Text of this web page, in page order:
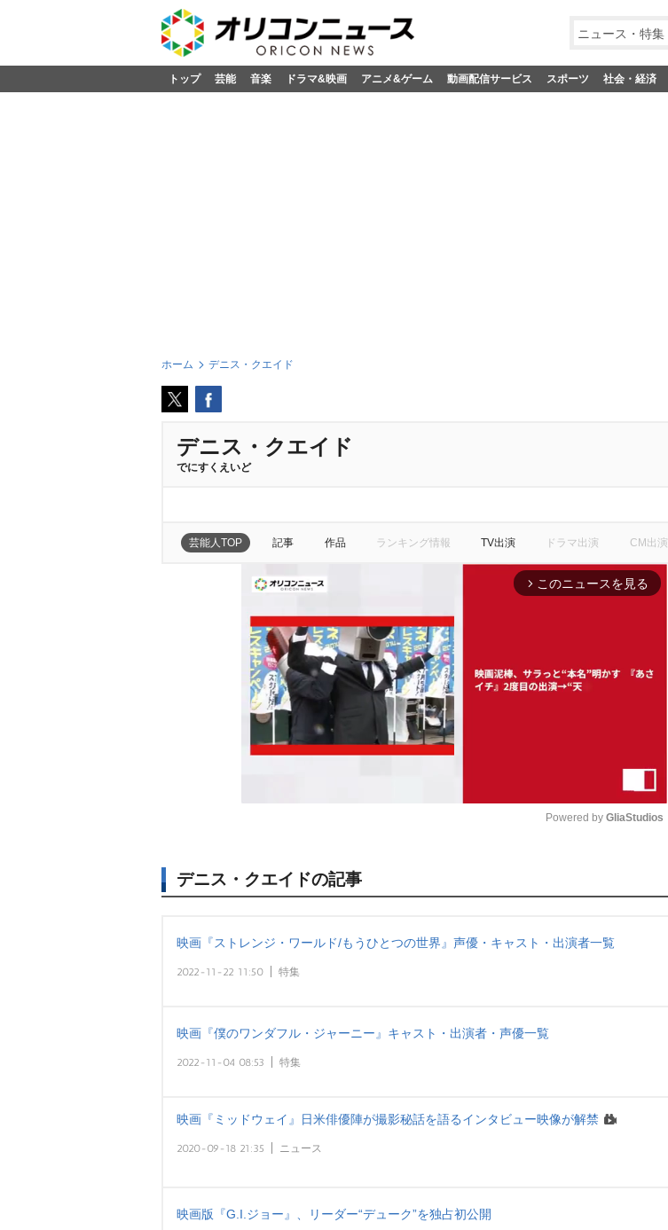
ニュース・特集
トップ 芸能 音楽 ドラマ&映画 アニメ&ゲーム 動画配信サービス スポーツ 社会・経済
ホーム デニス・クエイド
デニス・クエイド
でにすくえいど
芸能人TOP 記事 作品 ランキング情報 TV出演 ドラマ出演 CM出演
arrow_forward_ios このニュースを見る
u
e
Powered by GliaStudios
デニス・クエイドの記事
映画『ストレンジ・ワールド/もうひとつの世界』声優・キャスト・出演者一覧
2022-11-22 11:50 特集
映画『僕のワンダフル・ジャーニー』キャスト・出演者・声優一覧
2022-11-04 08:53 特集
映画『ミッドウェイ』日米俳優陣が撮影秘話を語るインタビュー映像が解禁
2020-09-18 21:35 ニュース
映画版『G.I.ジョー』、リーダー“デューク”を独占初公開